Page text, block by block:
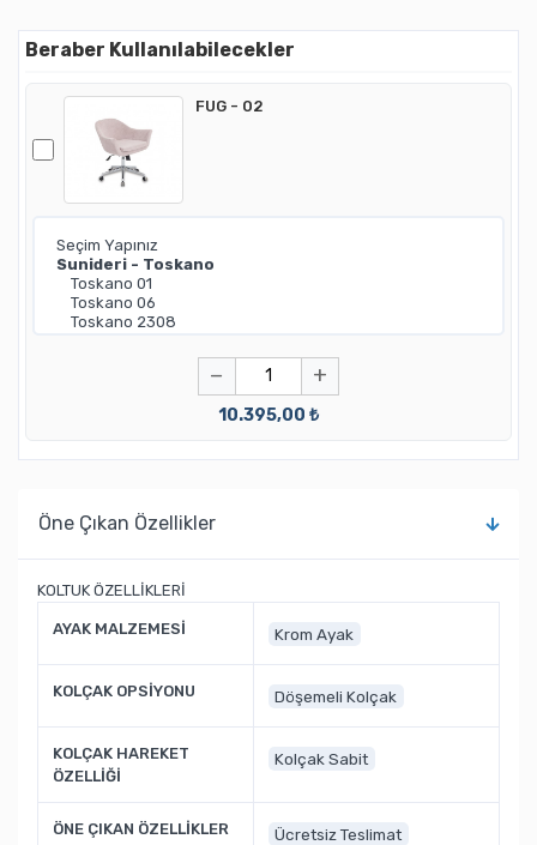
Beraber Kullanılabilecekler
FUG - 02
− +
10.395,00 ₺
Öne Çıkan Özellikler
KOLTUK ÖZELLİKLERİ
AYAK MALZEMESİ Krom Ayak
KOLÇAK OPSİYONU Döşemeli Kolçak
KOLÇAK HAREKET
ÖZELLİĞİ
Kolçak Sabit
ÖNE ÇIKAN ÖZELLİKLER
Ücretsiz Teslimat